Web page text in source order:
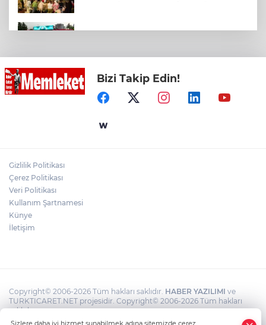
Kayseri Talas İnovasyon Merkezi finale
kaldı
İzmir Efes Selçuk'te engeller atölyelerle
Bizi Takip Edin!
Gizlilik Politikası
Çerez Politikası
Veri Politikası
Kullanım Şartnamesi
Künye
İletişim
Copyright© 2006-2026 Tüm hakları saklıdır. HABER YAZILIMI ve
TURKTICARET.NET projesidir. Copyright© 2006-2026 Tüm hakları
saklıdır.
Sizlere daha iyi hizmet sunabilmek adına sitemizde çerez